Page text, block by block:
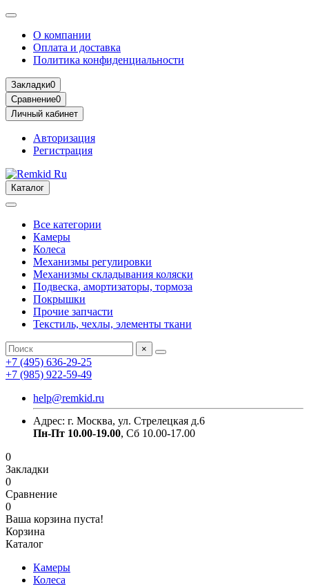
О компании
Оплата и доставка
Политика конфиденциальности
Закладки0
Сравнение0
Личный кабинет
Авторизация
Регистрация
Каталог
Все категории
Камеры
Колеса
Механизмы регулировки
Механизмы складывания коляски
Подвеска, амортизаторы, тормоза
Покрышки
Прочие запчасти
Текстиль, чехлы, элементы ткани
×
+7 (495) 636-29-25
+7 (985) 922-59-49
help@remkid.ru
Адрес: г. Москва, ул. Стрелецкая д.6
Пн-Пт 10.00-19.00, Сб 10.00-17.00
0
Закладки
0
Сравнение
0
Ваша корзина пуста!
Корзина
Каталог
Камеры
Колеса